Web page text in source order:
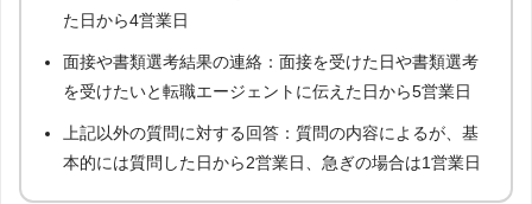
た日から4営業日
面接や書類選考結果の連絡：面接を受けた日や書類選考
を受けたいと転職エージェントに伝えた日から5営業日
上記以外の質問に対する回答：質問の内容によるが、基
本的には質問した日から2営業日、急ぎの場合は1営業日